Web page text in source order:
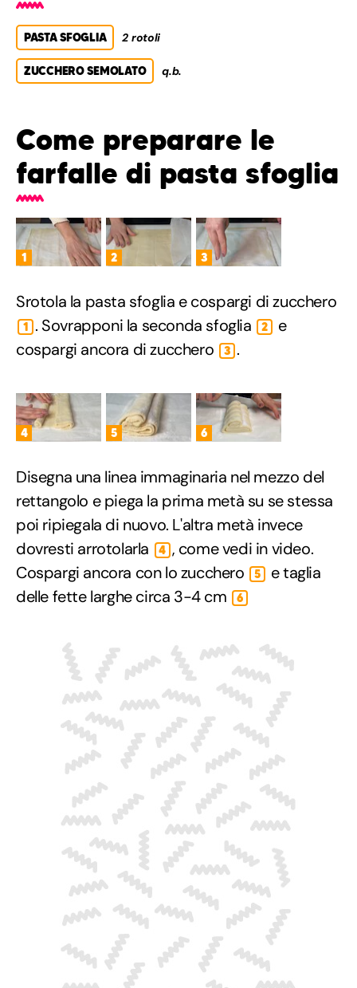
PASTA SFOGLIA 2 rotoli
ZUCCHERO SEMOLATO q.b.
Come preparare le
farfalle di pasta sfoglia
1 2 3
Srotola la pasta sfoglia e cospargi di zucchero
1 . Sovrapponi la seconda sfoglia 2
e
cospargi ancora di zucchero
3 .
4 5 6
Disegna una linea immaginaria nel mezzo del
rettangolo e piega la prima metà su se stessa
poi ripiegala di nuovo. L'altra metà invece
dovresti arrotolarla
4 , come vedi in video.
Cospargi ancora con lo zucchero
5
e taglia
delle fette larghe circa 3-4 cm
6